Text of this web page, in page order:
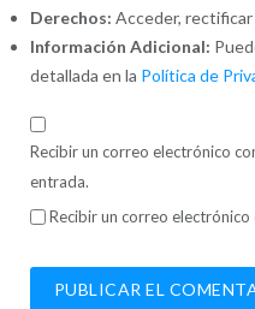
Derechos: Acceder,
Información Adicional:
detallada en la Política de
Recibir un correo electrónico
entrada.
Recibir un correo electrónico